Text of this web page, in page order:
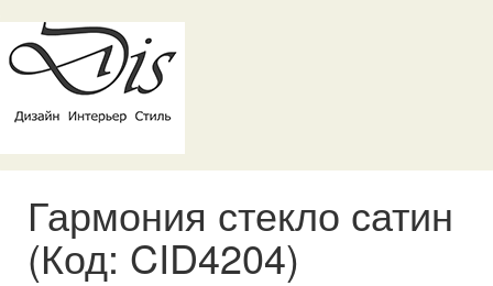
Гармония стекло сатин
(Код: CID4204)